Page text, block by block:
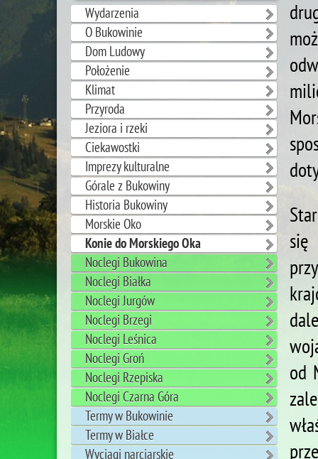
Wydarzenia
O Bukowinie
Dom Ludowy
Położenie
Klimat
Przyroda
Jeziora i rzeki
Ciekawostki
Imprezy kulturalne
Górale z Bukowiny
Historia Bukowiny
Morskie Oko
Konie do Morskiego Oka
Noclegi Bukowina
Noclegi Białka
Noclegi Jurgów
Noclegi Brzegi
Noclegi Leśnica
Noclegi Groń
Noclegi Rzepiska
Noclegi Czarna Góra
Termy w Bukowinie
Termy w Białce
Wyciągi narciarskie
się
od